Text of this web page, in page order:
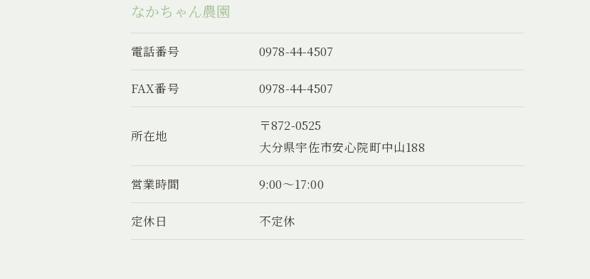
なかちゃん農園
電話番号 0978-44-4507
FAX番号 0978-44-4507
所在地
〒872-0525
大分県宇佐市安心院町中山188
営業時間 9:00～17:00
定休日 不定休